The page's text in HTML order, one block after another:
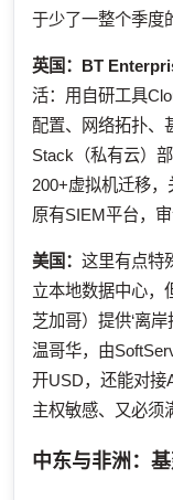
于少了一整个季度
英国： BT
活：用自研工具
配置、网络拓扑、
Stack（私有云）
200+虚拟机迁移
原有SIEM平台，审
美国： 这里有点特
立本地数据中心，
芝加哥）提供‘离
温哥华，由
开USD，还能对接
主权敏感、又必须
中东与非洲：